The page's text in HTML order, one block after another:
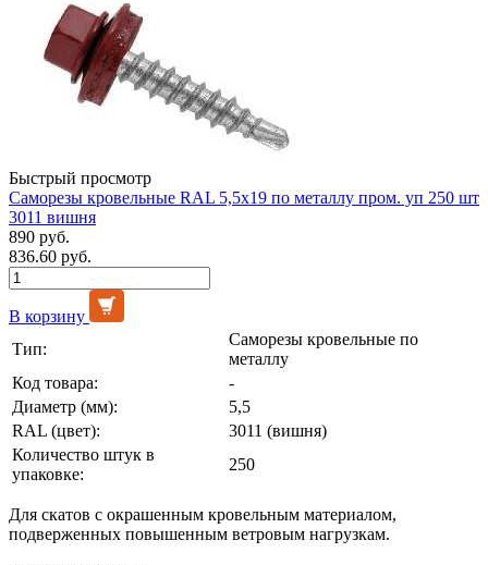
Быстрый просмотр
Саморезы кровельные RAL 5,5х19 по металлу пром. уп 250 шт
3011 вишня
890 руб.
836.60 руб.
В корзину
Тип:
Саморезы кровельные по
металлу
Код товара:
-
Диаметр (мм):
5,5
RAL (цвет):
3011 (вишня)
Количество штук в
упаковке:
250
Для скатов с окрашенным кровельным материалом,
подверженных повышенным ветровым нагрузкам.